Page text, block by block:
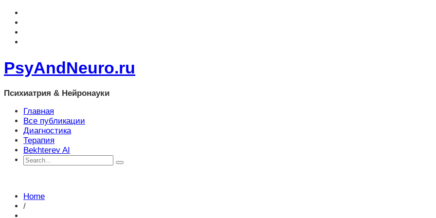
PsyAndNeuro.ru
Психиатрия & Нейронауки
Главная
Все публикации
Диагностика
Терапия
Bekhterev AI
Home
/